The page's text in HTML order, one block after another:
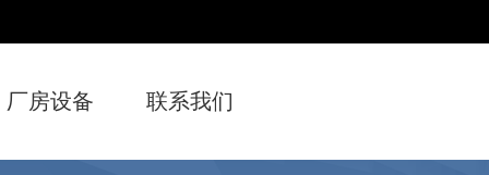
厂房设备 联系我们